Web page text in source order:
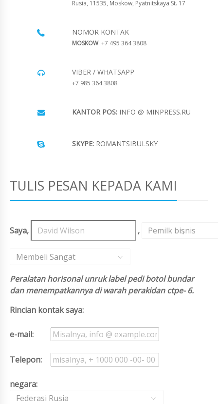
Rusia, 11535, Moskow, Pyatnitskaya St. 17
NOMOR KONTAK
MOSKOW: +7 495 364 3808
VIBER / WHATSAPP
+7 985 364 3808
KANTOR POS: INFO @ MINPRESS.RU
SKYPE: ROMANTSIBULSKY
TULIS PESAN KEPADA KAMI
Saya, , Pemilk bisnis
,
Membeli Sangat
Peralatan horisonal unruk label pedi botol bundar
dan menempatkannya di warah perakidan ctpe- 6.
Rincian kontak saya:
e-mail:
Telepon:
negara:
Federasi Rusia